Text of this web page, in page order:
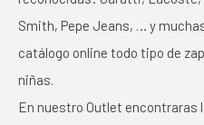
Smith, Pepe Jeans, … y
catálogo online todo tipo de
niñas.
En nuestro Outlet encontraras